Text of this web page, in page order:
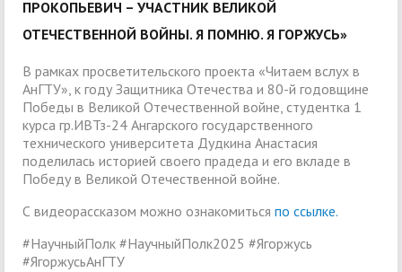
ПРОКОПЬЕВИЧ – УЧАСТНИК ВЕЛИКОЙ
ОТЕЧЕСТВЕННОЙ ВОЙНЫ. Я ПОМНЮ. Я ГОРЖУСЬ»
В рамках просветительского проекта «Читаем вслух в
АнГТУ», к году Защитника Отечества и 80-й годовщине
Победы в Великой Отечественной войне, студентка 1
курса гр.ИВТз-24 Ангарского государственного
технического университета Дудкина Анастасия
поделилась историей своего прадеда и его вкладе в
Победу в Великой Отечественной войне.
С видеорассказом можно ознакомиться по ссылке.
#НаучныйПолк #НаучныйПолк2025 #Ягоржусь
#ЯгоржусьАнГТУ